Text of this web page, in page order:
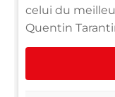
celui du
Quentin